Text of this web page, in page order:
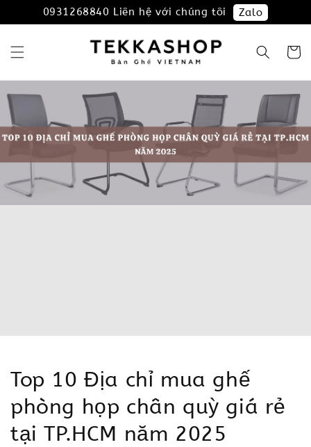
0931268840 Liên hệ với chúng tôi Zalo
Top 10 Địa chỉ mua ghế
phòng họp chân quỳ giá rẻ
tại TP.HCM năm 2025